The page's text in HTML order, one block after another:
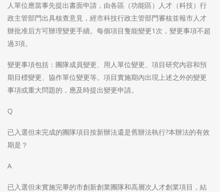
人單位應當事先提出書面申請，由各區（功能區）人才（科技）行
政主管部門出具核查意見，經市科技行政主管部門審核並報市人才
辦批准后方可辦理變更手續。每個項目隻能變更1次，變更事項不超
過3項。
變更事項包括：團隊成員變更、用人單位變更、項目研究內容和預
期目標變更、協作單位變更等。項目實施期內出現上述之外的變更
事項或重大問題的，應及時提出變更申請。
Q
已入選但未完成的團隊項目按新辦法還是舊辦法執行?本辦法的有效
期是？
A
已入選但未實施完畢的市創新創業團隊和高層次人才創業項目，結